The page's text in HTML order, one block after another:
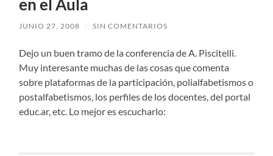
en el Aula
JUNIO 27, 2008 / SIN COMENTARIOS
Dejo un buen tramo de la conferencia de A. Piscitelli.
Muy interesante muchas de las cosas que comenta
sobre plataformas de la participación, polialfabetismos o
postalfabetismos, los perfiles de los docentes, del portal
educ.ar, etc. Lo mejor es escucharlo: